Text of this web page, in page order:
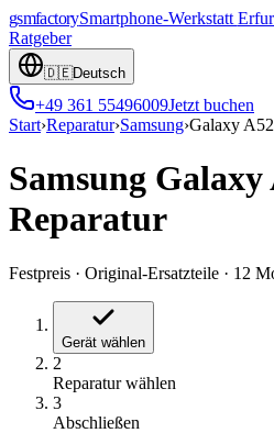
gsmfactorySmartphone-Werkstatt
Ratgeber
🇩🇪Deutsch
+49 361 55496009Jetzt buchen
Start›Reparatur›Samsung›Galaxy
Samsung Galaxy
Reparatur
Festpreis · Original-Ersatzteile · 12
Gerät wählen
2
Reparatur wählen
3
Abschließen